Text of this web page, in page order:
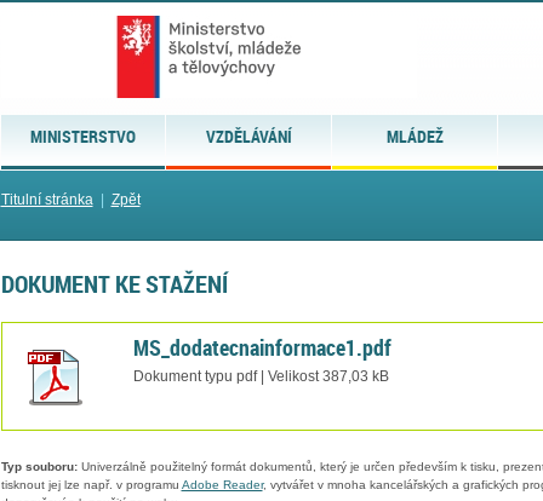
MINISTERSTVO VZDĚLÁVÁNÍ MLÁDEŽ
Titulní stránka| Zpět
DOKUMENT KE STAŽENÍ
MS_dodatecnainformace1.pdf
Dokument typu pdf | Velikost 387,03 kB
Typ souboru:Univerzálně použitelný formát dokumentů, který je určen především k tisku,
tisknout jej lze např. v programu Adobe Reader, vytvářet v mnoha kancelářských a grafických